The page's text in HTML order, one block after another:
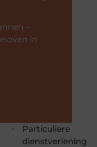
Particuliere
dienstverlening
–
in